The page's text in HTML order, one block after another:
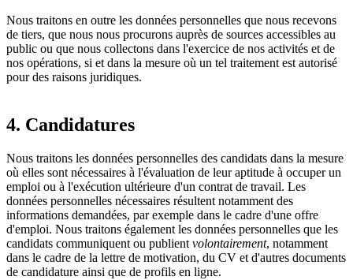
Nous traitons en outre les données personnelles que nous recevons
de tiers, que nous nous procurons auprès de sources accessibles au
public ou que nous collectons dans l'exercice de nos activités et de
nos opérations, si et dans la mesure où un tel traitement est autorisé
pour des raisons juridiques.
4. Candidatures
Nous traitons les données personnelles des candidats dans la mesure
où elles sont nécessaires à l'évaluation de leur aptitude à occuper un
emploi ou à l'exécution ultérieure d'un contrat de travail. Les
données personnelles nécessaires résultent notamment des
informations demandées, par exemple dans le cadre d'une offre
d'emploi. Nous traitons également les données personnelles que les
candidats communiquent ou publient volontairement, notamment
dans le cadre de la lettre de motivation, du CV et d'autres documents
de candidature ainsi que de profils en ligne.